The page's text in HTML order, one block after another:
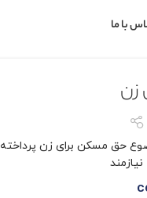
با ما
حق مسکن برای زن پرداخته